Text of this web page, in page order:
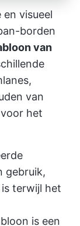
en visueel
borden
van
van
het
gebruik,
terwijl het
is een